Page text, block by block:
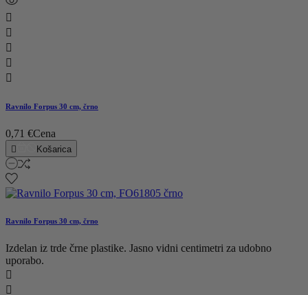





Ravnilo Forpus 30 cm, črno
0,71 €Cena
 Košarica
Ravnilo Forpus 30 cm, črno
Izdelan iz trde črne plastike. Jasno vidni centimetri za udobno
uporabo.

